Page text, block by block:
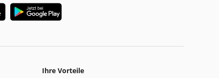
Ihre Vorteile